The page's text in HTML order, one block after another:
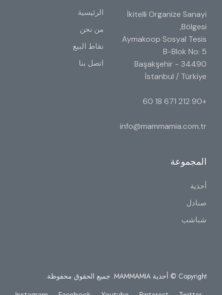
İkitelli Organize Sanayi
Bölgesi,
Aymakoop Sosyal Tesis
B-Blok No: 5
34490 Başakşehir -
İstanbul / Türkiye
+90 212 671 18 60
info@mammamia.com.tr
الرئيسية
من نحن
نقاط البيع
اتصل بنا
المجموعة
أحذية
صنادل
شباشب
Copyright © أحذية MAMMAMIA. جميع الحقوق محفوظة.